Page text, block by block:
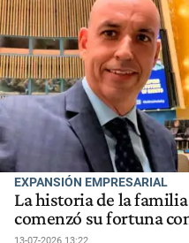
EXPANSIÓN EMPRESARIAL
La historia de la
comenzó su fortuna